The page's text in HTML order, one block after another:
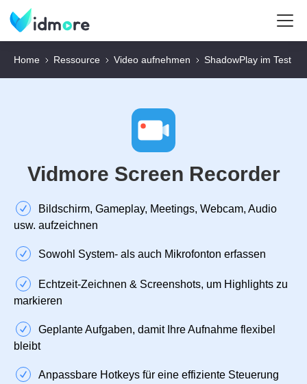
Home Ressource Video aufnehmen ShadowPlay im Test
Vidmore Screen Recorder
Bildschirm, Gameplay, Meetings, Webcam, Audio
usw. aufzeichnen
Sowohl System- als auch Mikrofonton erfassen
Echtzeit‑Zeichnen & Screenshots, um Highlights zu
markieren
Geplante Aufgaben, damit Ihre Aufnahme flexibel
bleibt
Anpassbare Hotkeys für eine effiziente Steuerung